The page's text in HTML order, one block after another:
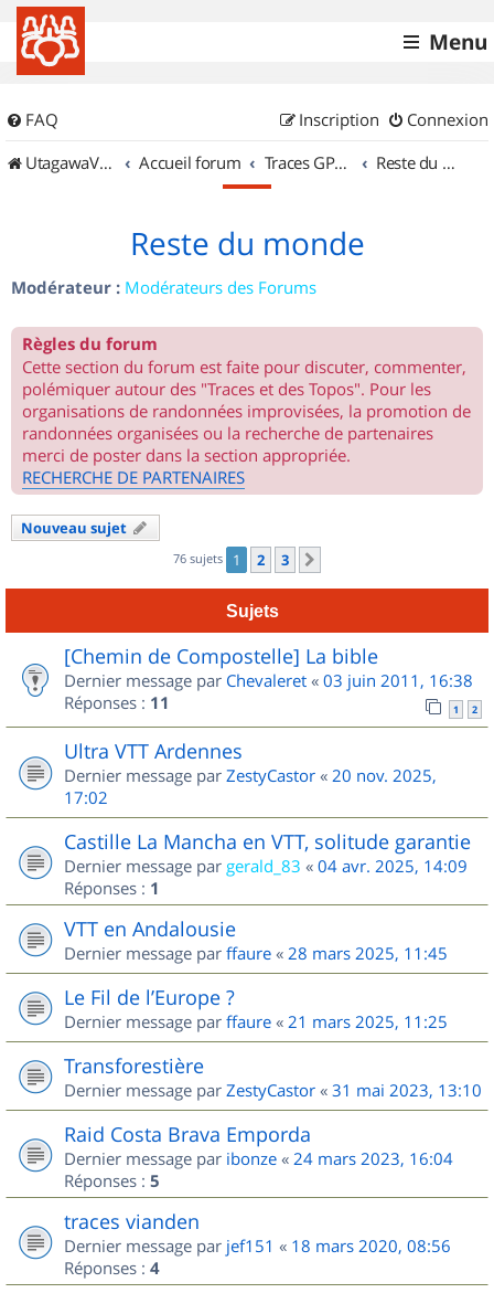
Menu
FAQ Connexion
Inscription
UtagawaVTT (Randos VTT et VTTAE avec traces GPS)
Accueil forum Traces GPS de randos VTT Reste du monde
Reste du monde
Modérateur : Modérateurs des Forums
Règles du forum
Cette section du forum est faite pour discuter, commenter,
polémiquer autour des "Traces et des Topos". Pour les
organisations de randonnées improvisées, la promotion de
randonnées organisées ou la recherche de partenaires
merci de poster dans la section appropriée.
RECHERCHE DE PARTENAIRES
Nouveau sujet
76 sujets 1 2 3
Sujets
[Chemin de Compostelle] La bible
Dernier message par Chevaleret « 03 juin 2011, 16:38
Réponses : 11 1 2
Ultra VTT Ardennes
Dernier message par ZestyCastor « 20 nov. 2025,
17:02
Castille La Mancha en VTT, solitude garantie
Dernier message par gerald_83 « 04 avr. 2025, 14:09
Réponses : 1
VTT en Andalousie
Dernier message par ffaure « 28 mars 2025, 11:45
Le Fil de l’Europe ?
Dernier message par ffaure « 21 mars 2025, 11:25
Transforestière
Dernier message par ZestyCastor « 31 mai 2023, 13:10
Raid Costa Brava Emporda
Dernier message par ibonze « 24 mars 2023, 16:04
Réponses : 5
traces vianden
Dernier message par jef151 « 18 mars 2020, 08:56
Réponses : 4